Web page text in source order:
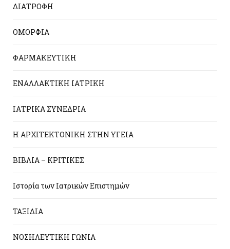
ΔΙΑΤΡΟΦΗ
ΟΜΟΡΦΙΑ
ΦΑΡΜΑΚΕΥΤΙΚΗ
ΕΝΑΛΛΑΚΤΙΚΗ ΙΑΤΡΙΚΗ
ΙΑΤΡΙΚΑ ΣΥΝΕΔΡΙΑ
Η ΑΡΧΙΤΕΚΤΟΝΙΚΗ ΣΤΗΝ ΥΓΕΙΑ
ΒΙΒΛΙΑ – ΚΡΙΤΙΚΕΣ
Ιστορία των Ιατρικών Επιστημών
ΤΑΞΙΔΙΑ
ΝΟΣΗΛΕΥΤΙΚΗ ΓΩΝΙΑ